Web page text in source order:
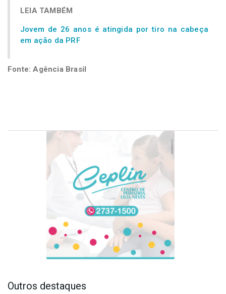
LEIA TAMBÉM
Jovem de 26 anos é atingida por tiro na cabeça
em ação da PRF
Fonte: Agência Brasil
Outros destaques